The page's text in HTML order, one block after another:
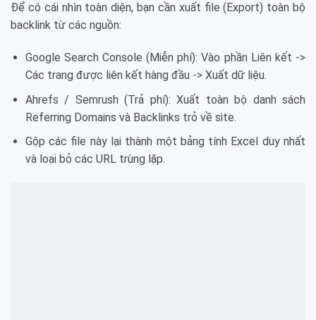
Để có cái nhìn toàn diện, bạn cần xuất file (Export) toàn bộ
backlink từ các nguồn:
Google Search Console (Miễn phí): Vào phần Liên kết ->
Các trang được liên kết hàng đầu -> Xuất dữ liệu.
Ahrefs / Semrush (Trả phí): Xuất toàn bộ danh sách
Referring Domains và Backlinks trỏ về site.
Gộp các file này lại thành một bảng tính Excel duy nhất
và loại bỏ các URL trùng lặp.